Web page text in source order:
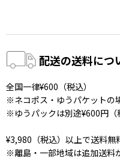
配送の送料につ
全国一律¥600（税込）
※ネコポス・ゆうパケットの
※ゆうパックは別途¥600円（
¥3,980（税込）以上で送料無
※離島・一部地域は追加送料